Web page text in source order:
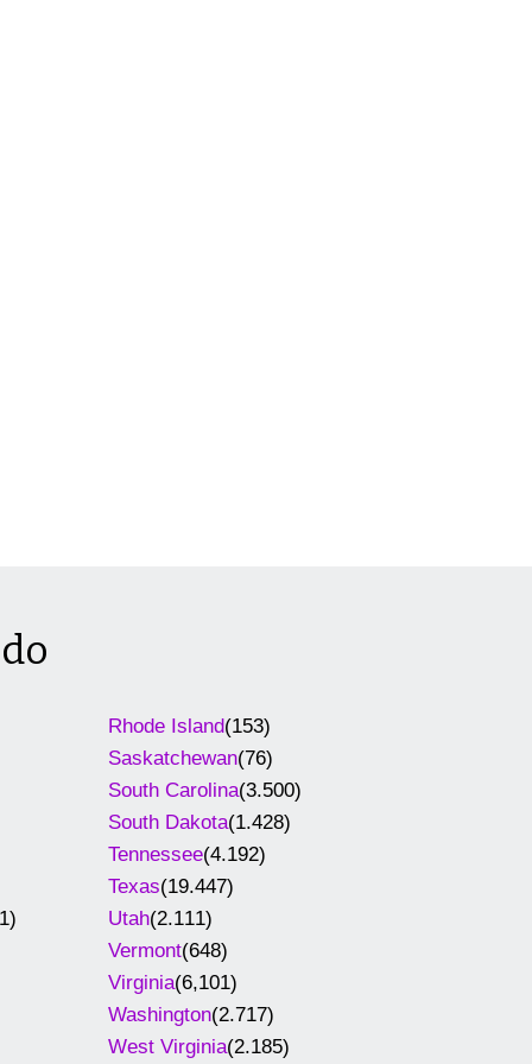
Rhode Island(153)
Saskatchewan(76)
South Carolina(3.500)
South Dakota(1.428)
Tennessee(4.192)
Texas(19.447)
Utah(2.111)
Vermont(648)
Virginia(6,101)
Washington(2.717)
West Virginia(2.185)